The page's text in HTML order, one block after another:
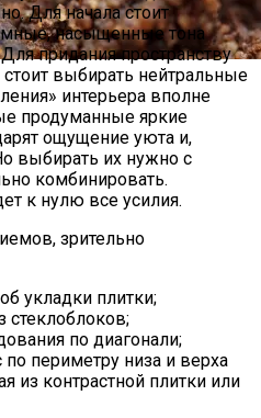
Семян
Для начала стоит
насыщенные тона
придания пространству
выбирать нейтральные
интерьера вполне
продуманные яркие
ощущение уюта и,
выбирать их нужно с
комбинировать.
к нулю все усилия.
зрительно
укладки плитки;
стеклоблоков;
по диагонали;
периметру низа и верха
из контрастной плитки или